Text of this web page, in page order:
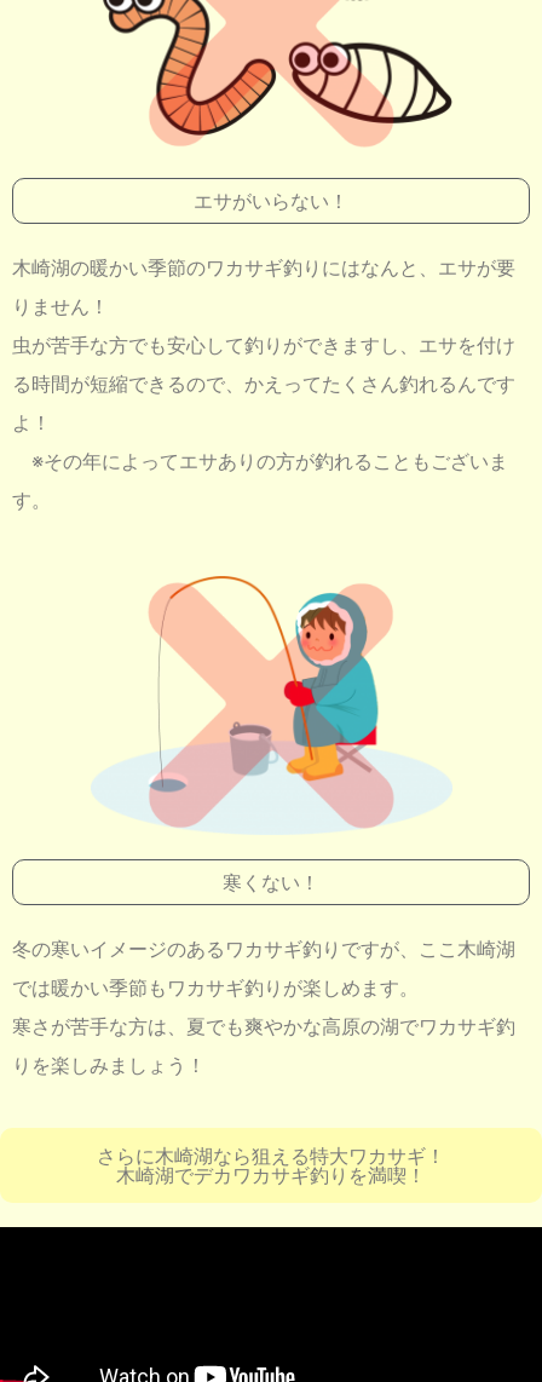
エサがいらない！
木崎湖の暖かい季節のワカサギ釣りにはなんと、エサが要
りません！
虫が苦手な方でも安心して釣りができますし、エサを付け
る時間が短縮できるので、かえってたくさん釣れるんです
よ！
※その年によってエサありの方が釣れることもございま
す。
寒くない！
冬の寒いイメージのあるワカサギ釣りですが、ここ木崎湖
では暖かい季節もワカサギ釣りが楽しめます。
寒さが苦手な方は、夏でも爽やかな高原の湖でワカサギ釣
りを楽しみましょう！
さらに木崎湖なら狙える特大ワカサギ！
木崎湖でデカワカサギ釣りを満喫！